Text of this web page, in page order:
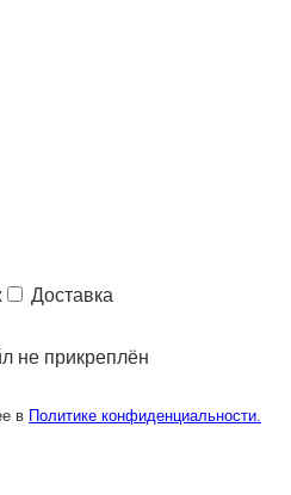
Доставка
не прикреплён
в Политике конфиденциальности.